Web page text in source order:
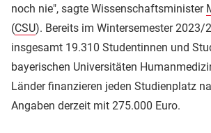
noch nie", sagte Wissenschaftsminister
(CSU). Bereits im Wintersemester 2023/
insgesamt 19.310 Studentinnen und
bayerischen Universitäten
Länder finanzieren jeden Studienplatz
Angaben derzeit mit 275.000 Euro.